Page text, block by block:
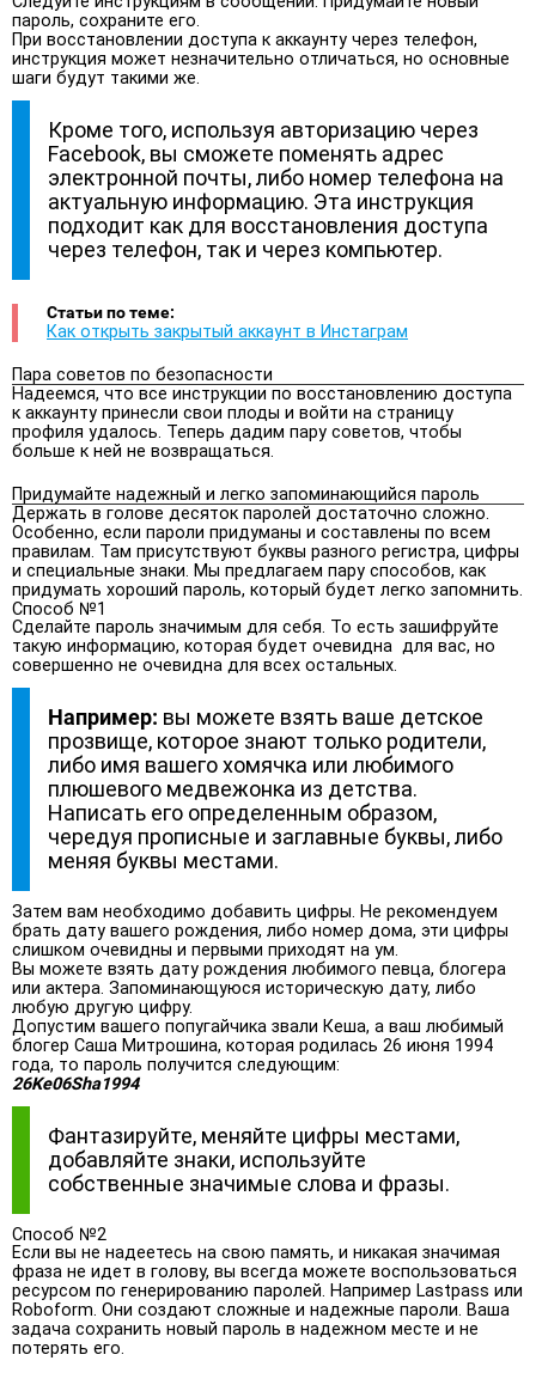
пароль, сохраните его.
При восстановлении доступа к аккаунту через телефон,
инструкция может незначительно отличаться, но основные
шаги будут такими же.
Кроме того, используя авторизацию через
Facebook, вы сможете поменять адрес
электронной почты, либо номер телефона на
актуальную информацию. Эта инструкция
подходит как для восстановления доступа
через телефон, так и через компьютер.
Статьи по теме:
Как открыть закрытый аккаунт в Инстаграм
Пара советов по безопасности
Надеемся, что все инструкции по восстановлению доступа
к аккаунту принесли свои плоды и войти на страницу
профиля удалось. Теперь дадим пару советов, чтобы
больше к ней не возвращаться.
Придумайте надежный и легко запоминающийся пароль
Держать в голове десяток паролей достаточно сложно.
Особенно, если пароли придуманы и составлены по всем
правилам. Там присутствуют буквы разного регистра, цифры
и специальные знаки. Мы предлагаем пару способов, как
придумать хороший пароль, который будет легко запомнить.
Способ №1
Сделайте пароль значимым для себя. То есть зашифруйте
такую информацию, которая будет очевидна для вас, но
совершенно не очевидна для всех остальных.
Например: вы можете взять ваше детское
прозвище, которое знают только родители,
либо имя вашего хомячка или любимого
плюшевого медвежонка из детства.
Написать его определенным образом,
чередуя прописные и заглавные буквы, либо
меняя буквы местами.
Затем вам необходимо добавить цифры. Не рекомендуем
брать дату вашего рождения, либо номер дома, эти цифры
слишком очевидны и первыми приходят на ум.
Вы можете взять дату рождения любимого певца, блогера
или актера. Запоминающуюся историческую дату, либо
любую другую цифру.
Допустим вашего попугайчика звали Кеша, а ваш любимый
блогер Саша Митрошина, которая родилась 26 июня 1994
года, то пароль получится следующим:
26Ke06Sha1994
Фантазируйте, меняйте цифры местами,
добавляйте знаки, используйте
собственные значимые слова и фразы.
Способ №2
Если вы не надеетесь на свою память, и никакая значимая
фраза не идет в голову, вы всегда можете воспользоваться
ресурсом по генерированию паролей. Например Lastpass или
Roboform. Они создают сложные и надежные пароли. Ваша
задача сохранить новый пароль в надежном месте и не
потерять его.